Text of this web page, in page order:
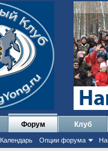
Форум
Календарь Опции форума
Клуб